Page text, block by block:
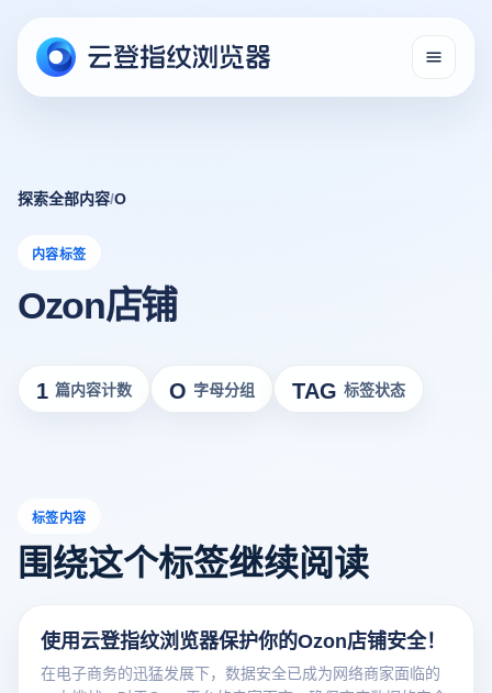
探索全部内容/O
内容标签
Ozon店铺
1 篇内容计数 O 字母分组 TAG 标签状态
标签内容
围绕这个标签继续阅读
使用云登指纹浏览器保护你的Ozon店铺安全！
在电子商务的迅猛发展下，数据安全已成为网络商家面临的